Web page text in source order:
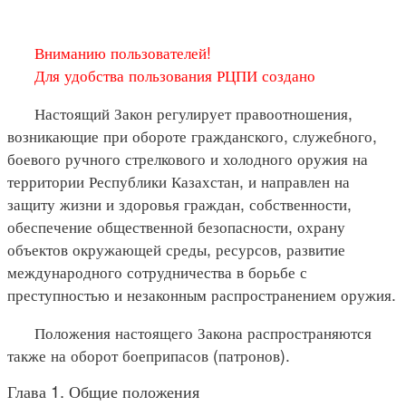
Вниманию пользователей!
Для удобства пользования РЦПИ создано
Настоящий Закон регулирует правоотношения,
возникающие при обороте гражданского, служебного,
боевого ручного стрелкового и холодного оружия на
территории Республики Казахстан, и направлен на
защиту жизни и здоровья граждан, собственности,
обеспечение общественной безопасности, охрану
объектов окружающей среды, ресурсов, развитие
международного сотрудничества в борьбе с
преступностью и незаконным распространением оружия.
Положения настоящего Закона распространяются
также на оборот боеприпасов (патронов).
Глава 1. Общие положения